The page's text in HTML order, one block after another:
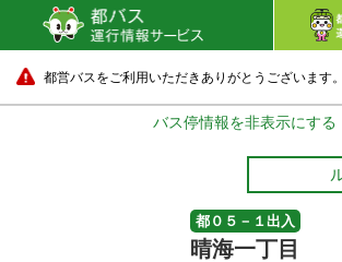
都営バスをご利用いただきありがとうございます。
バス停情報を非表示にする
都０５－１出入
晴海一丁目